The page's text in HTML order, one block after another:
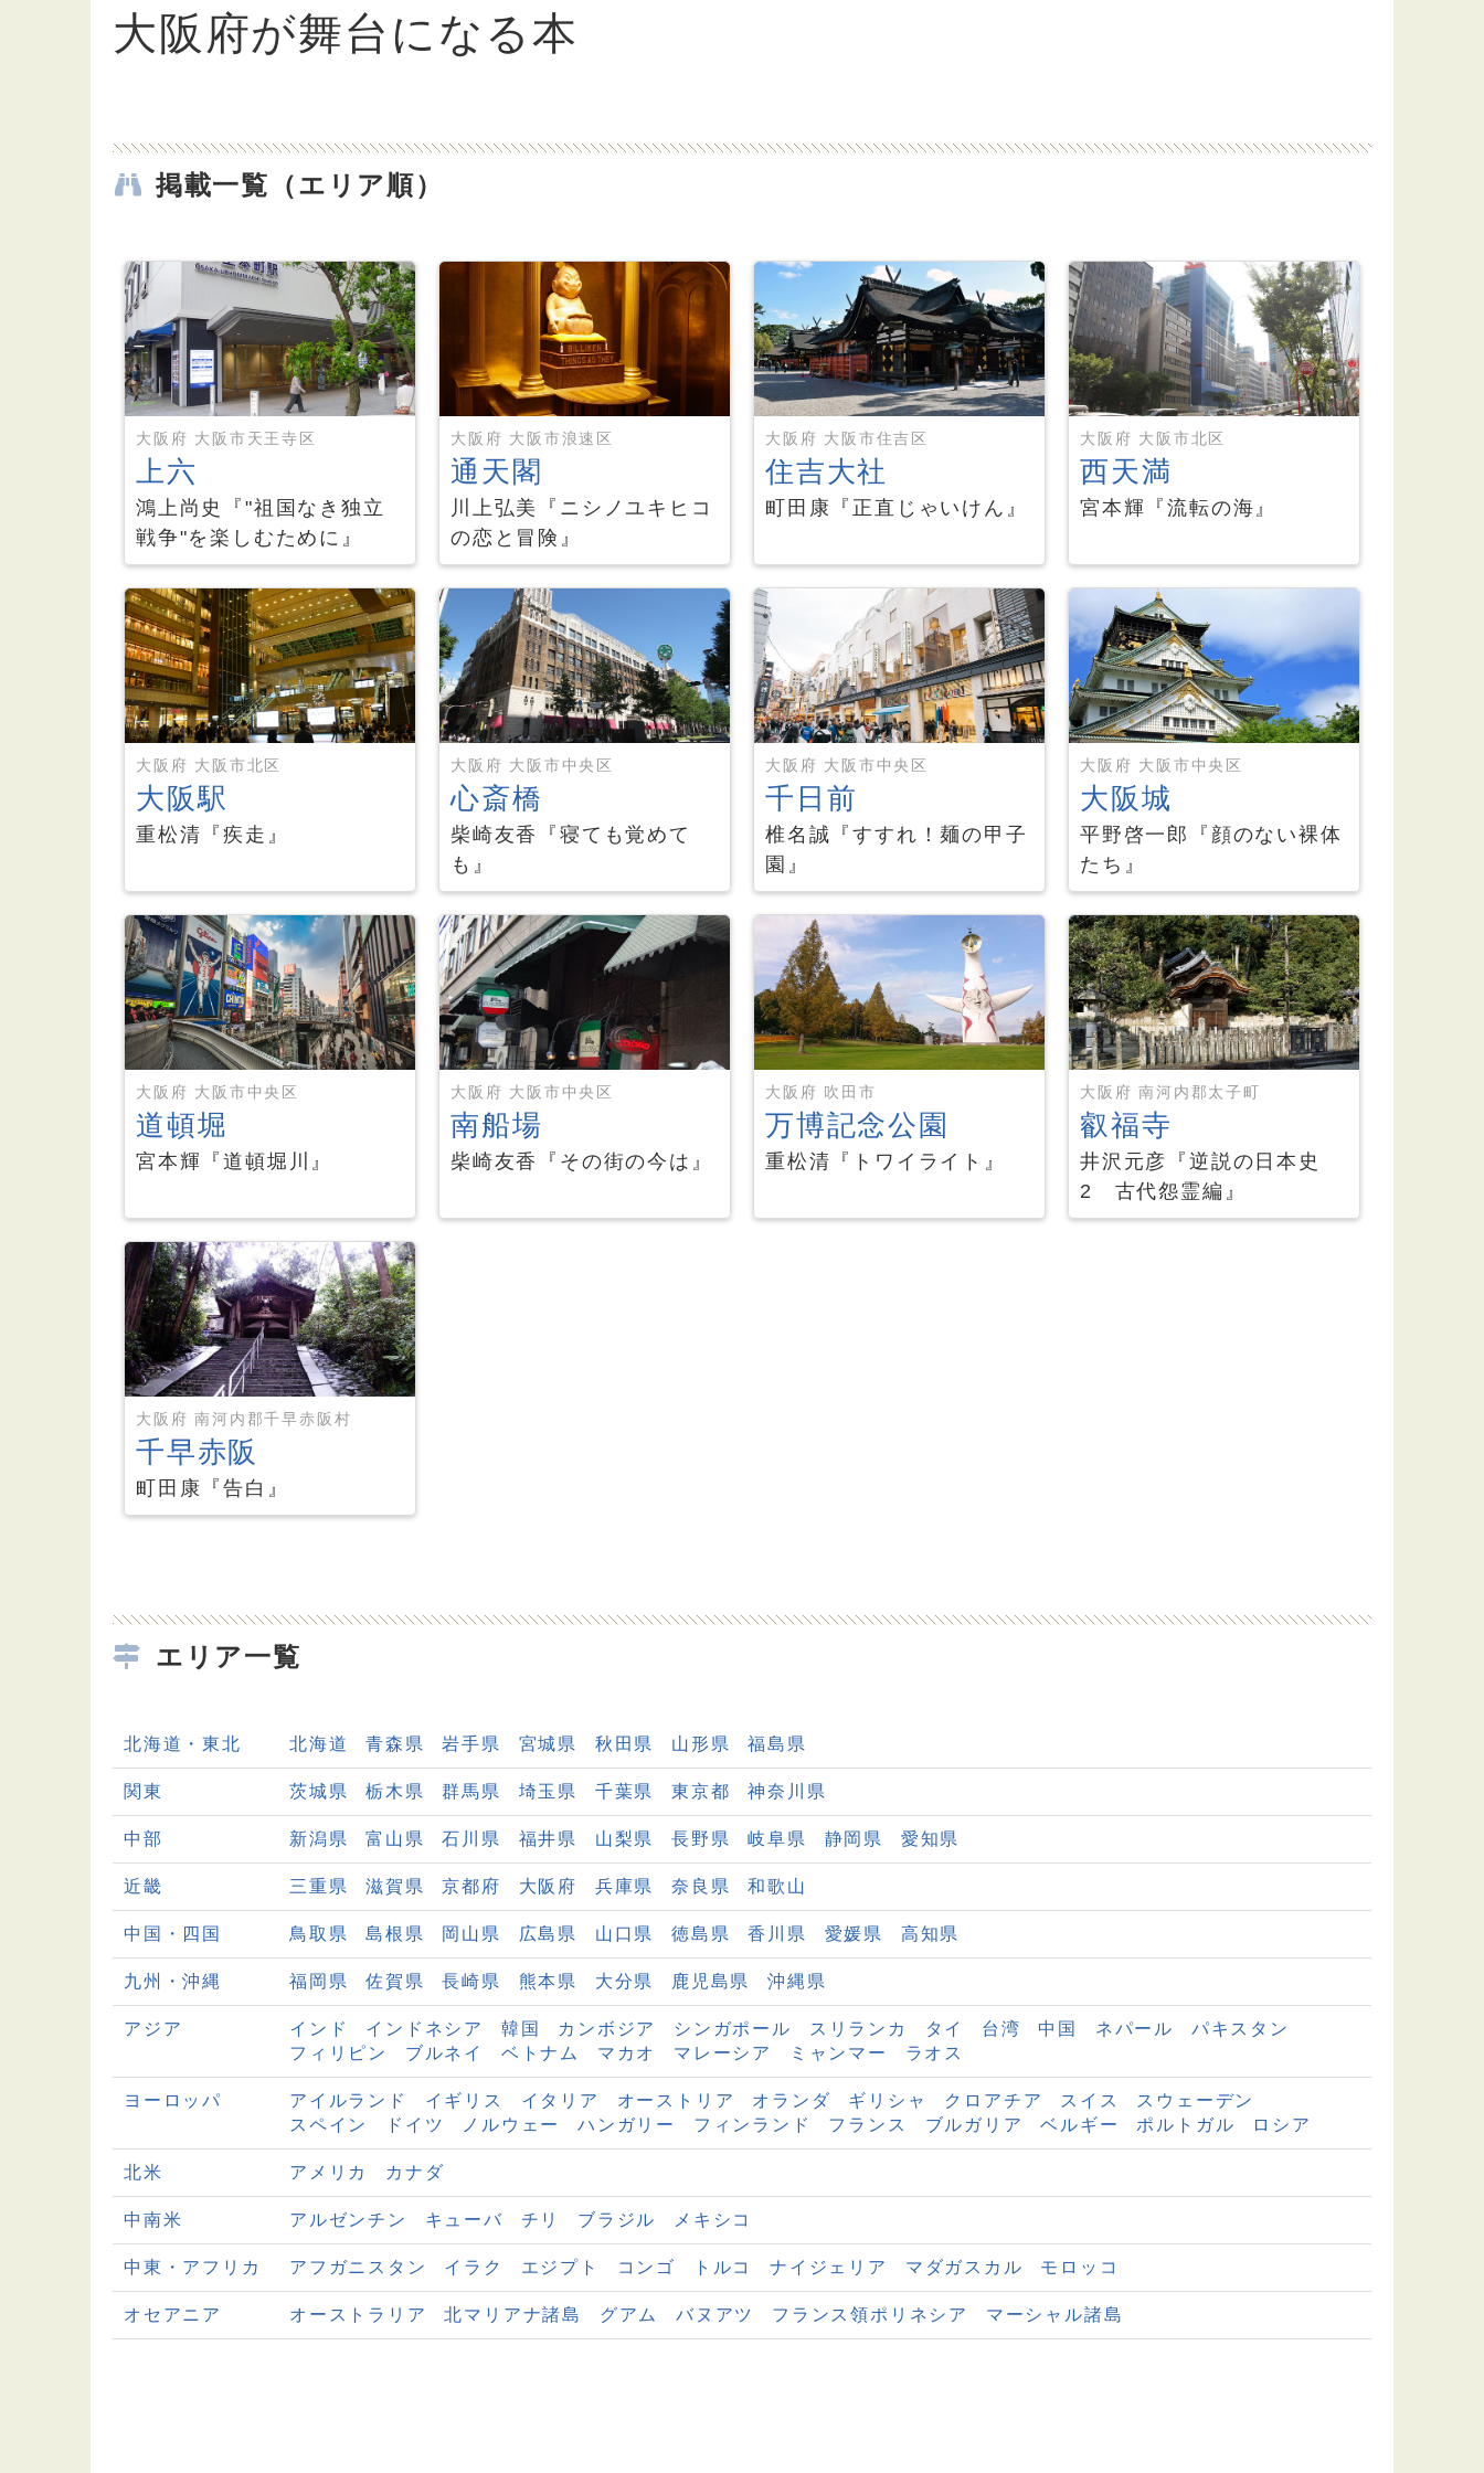
大阪府が舞台になる本
掲載一覧（エリア順）
大阪府 大阪市天王寺区
上六
鴻上尚史『"祖国なき独立
戦争"を楽しむために』
大阪府 大阪市浪速区
通天閣
川上弘美『ニシノユキヒコ
の恋と冒険』
大阪府 大阪市住吉区
住吉大社
町田康『正直じゃいけん』
大阪府 大阪市北区
西天満
宮本輝『流転の海』
大阪府 大阪市北区
大阪駅
重松清『疾走』
大阪府 大阪市中央区
心斎橋
柴崎友香『寝ても覚めて
も』
大阪府 大阪市中央区
千日前
椎名誠『すすれ！麺の甲子
園』
大阪府 大阪市中央区
大阪城
平野啓一郎『顔のない裸体
たち』
大阪府 大阪市中央区
道頓堀
宮本輝『道頓堀川』
大阪府 大阪市中央区
南船場
柴崎友香『その街の今は』
大阪府 吹田市
万博記念公園
重松清『トワイライト』
大阪府 南河内郡太子町
叡福寺
井沢元彦『逆説の日本史
2 古代怨霊編』
大阪府 南河内郡千早赤阪村
千早赤阪
町田康『告白』
エリア一覧
北海道・東北 北海道 青森県 岩手県 宮城県 秋田県 山形県 福島県
関東 茨城県 栃木県 群馬県 埼玉県 千葉県 東京都 神奈川県
中部 新潟県 富山県 石川県 福井県 山梨県 長野県 岐阜県 静岡県 愛知県
近畿 三重県 滋賀県 京都府 大阪府 兵庫県 奈良県 和歌山
中国・四国 鳥取県 島根県 岡山県 広島県 山口県 徳島県 香川県 愛媛県 高知県
九州・沖縄 福岡県 佐賀県 長崎県 熊本県 大分県 鹿児島県 沖縄県
アジア インド インドネシア 韓国 カンボジア シンガポール スリランカ タイ 台湾 中国 ネパール
パキスタン
フィリピン
ブルネイ ベトナム マカオ マレーシア ミャンマー ラオス
ヨーロッパ アイルランド イギリス イタリア オーストリア オランダ ギリシャ クロアチア スイス
スウェーデン
スペイン
ドイツ ノルウェー ハンガリー フィンランド フランス ブルガリア ベルギー ポルトガル ロシア
北米 アメリカ カナダ
中南米 アルゼンチン キューバ チリ ブラジル メキシコ
中東・アフリカ アフガニスタン イラク エジプト コンゴ トルコ ナイジェリア マダガスカル モロッコ
オセアニア オーストラリア 北マリアナ諸島 グアム バヌアツ フランス領ポリネシア マーシャル諸島